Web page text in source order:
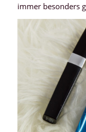
immer besonders